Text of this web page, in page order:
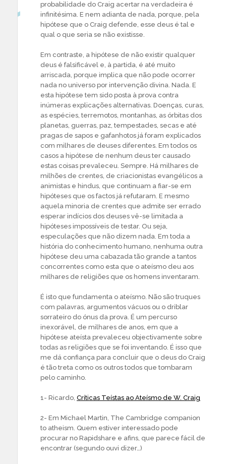
probabilidade do Craig acertar na verdadeira é
infinitésima. E nem adianta de nada, porque, pela
hipótese que o Craig defende, esse deus é tal e
qual o que seria se não existisse.
Em contraste, a hipótese de não existir qualquer
deus é falsificável e, à partida, é até muito
arriscada, porque implica que não pode ocorrer
nada no universo por intervenção divina. Nada. E
esta hipótese tem sido posta à prova contra
inúmeras explicações alternativas. Doenças, curas,
as espécies, terremotos, montanhas, as órbitas dos
planetas, guerras, paz, tempestades, secas e até
pragas de sapos e gafanhotos já foram explicados
com milhares de deuses diferentes. Em todos os
casos a hipótese de nenhum deus ter causado
estas coisas prevaleceu. Sempre. Há milhares de
milhões de crentes, de criacionistas evangélicos a
animistas e hindus, que continuam a fiar-se em
hipóteses que os factos já refutaram. E mesmo
aquela minoria de crentes que admite ser errado
esperar indícios dos deuses vê-se limitada a
hipóteses impossíveis de testar. Ou seja,
especulações que não dizem nada. Em toda a
história do conhecimento humano, nenhuma outra
hipótese deu uma cabazada tão grande a tantos
concorrentes como esta que o ateísmo deu aos
milhares de religiões que os homens inventaram.
É isto que fundamenta o ateísmo. Não são truques
com palavras, argumentos vácuos ou o driblar
sorrateiro do ónus da prova. É um percurso
inexorável, de milhares de anos, em que a
hipótese ateísta prevaleceu objectivamente sobre
todas as religiões que se foi inventando. É isso que
me dá confiança para concluir que o deus do Craig
é tão treta como os outros todos que tombaram
pelo caminho.
1- Ricardo, Críticas Teístas ao Ateísmo de W. Craig
2- Em Michael Martin, The Cambridge companion
to atheism. Quem estiver interessado pode
procurar no Rapidshare e afins, que parece fácil de
encontrar (segundo ouvi dizer…)